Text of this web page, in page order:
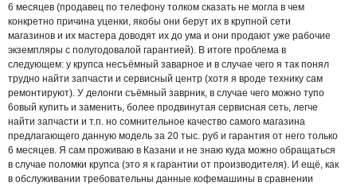
6 месяцев (продавец по телефону толком сказать не могла в чем
конкретно причина уценки, якобы они берут их в крупной сети
магазинов и их мастера доводят их до ума и они продают уже рабочие
экземпляры с полугодовалой гарантией). В итоге проблема в
следующем: у крупса несъёмный заварное и в случае чего я так понял
трудно найти запчасти и сервисный центр (хотя я вроде технику сам
ремонтируют). У делонги съёмный заврник, в случае чего можно тупо
6овый купить и заменить, более продвинутая сервисная сеть, легче
найти запчасти и т.п. но сомнительное качество самого магазина
предлагающего данную модель за 20 тыс. руб и гарантия от него только
6 месяцев. Я сам проживаю в Казани и не знаю куда можно обращаться
в случае поломки крупса (это я к гарантии от производителя). И ещё, как
в обслуживании требовательны данные кофемашины в сравнении